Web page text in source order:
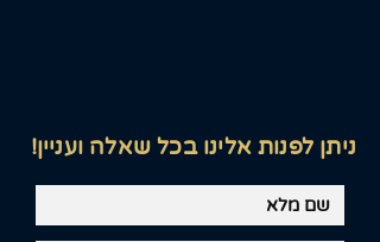
ניתן לפנות אלינו בכל שאלה ועניין!